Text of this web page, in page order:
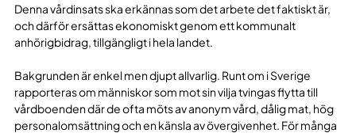
Denna vårdinsats ska erkännas som det arbete det faktiskt är,
och därför ersättas ekonomiskt genom ett kommunalt
anhörigbidrag, tillgängligt i hela landet.
Bakgrunden är enkel men djupt allvarlig. Runt om i Sverige
rapporteras om människor som mot sin vilja tvingas flytta till
vårdboenden där de ofta möts av anonym vård, dålig mat, hög
personalomsättning och en känsla av övergivenhet. För många